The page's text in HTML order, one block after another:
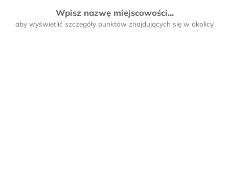
Wpisz nazwę miejscowości...
aby wyświetlić szczegóły punktów znajdujących się w okolicy